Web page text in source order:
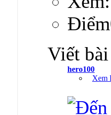
Viết
hero100
Xem